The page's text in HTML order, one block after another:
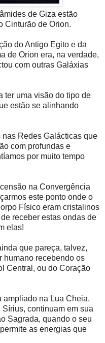
de Giza estão
Cinturão de Orion.
do Antigo Egito e da
de Orion era, na verdade,
com outras Galáxias
ter uma visão do tipo de
estão se alinhando
Redes Galácticas que
com profundas e
por muito tempo
na Convergência
este ponto onde o
Físico eram cristalinos
receber estas ondas de
elas!
que pareça, talvez,
humano recebendo os
Central, ou do Coração
ampliado na Lua Cheia,
continuam em sua
Sagrada, quando o seu
as energias que